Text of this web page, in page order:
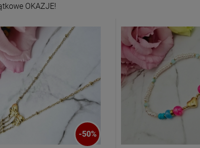
srebrna STAL
ażurowa
Bransoletka srebrna STAL
koniczyny kryształki
OKAZJE!
-50%